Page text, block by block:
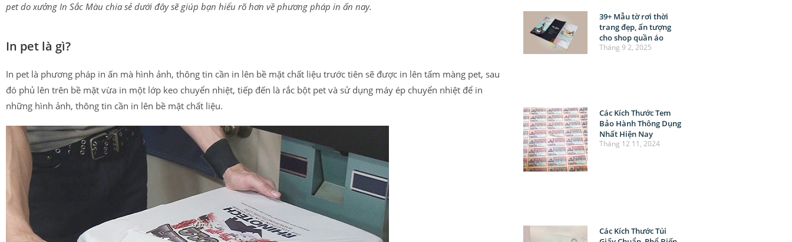
pet do xưởng In Sắc Màu chia sẻ dưới đây sẽ giúp bạn hiểu rõ hơn về phương pháp in ấn nay.
In pet là gì?
In pet là phương pháp in ấn mà hình ảnh, thông tin cần in lên bề mặt chất liệu trước tiên sẽ được in lên tấm màng pet, sau
đó phủ lên trên bề mặt vừa in một lớp keo chuyển nhiệt, tiếp đến là rắc bột pet và sử dụng máy ép chuyển nhiệt để in
những hình ảnh, thông tin cần in lên bề mặt chất liệu.
39+ Mẫu tờ rơi thời
trang đẹp, ấn tượng
cho shop quần áo
Tháng 9 2, 2025
Các Kích Thước Tem
Bảo Hành Thông Dụng
Nhất Hiện Nay
Tháng 12 11, 2024
Các Kích Thước Túi